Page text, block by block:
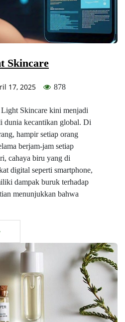
Skincare
17, 2025 878
Skincare kini menjadi
dunia kecantikan global. Di
hampir setiap orang
berjam-jam setiap
cahaya biru yang di
digital seperti smartphone,
dampak buruk terhadap
menunjukkan bahwa